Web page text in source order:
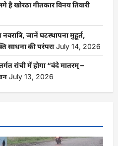
है खोरठा गीतकार विनय तिवारी
जानें घटस्थापना मुहूर्त,
साधना की परंपरा July 14, 2026
रांची में होगा “वंदे मातरम् –
July 13, 2026